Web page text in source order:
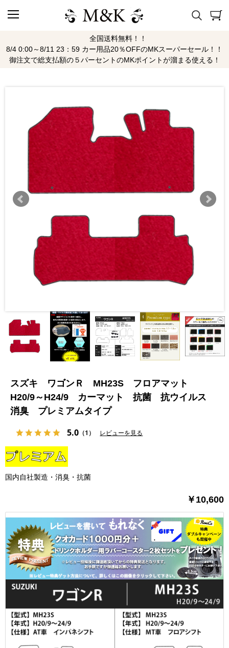
全国送料無料！！
8/4 0:00～8/11 23：59 カー用品20％OFFのMKスーパーセール！！
御注文で総支払額の５パーセントのMKポイントが溜まる使える！
スズキ ワゴンＲ MH23S フロアマット
H20/9～H24/9 カーマット 抗菌 抗ウイルス
消臭 プレミアムタイプ
5.0 （1） レビューを見る
国内自社製造・消臭・抗菌
￥10,600